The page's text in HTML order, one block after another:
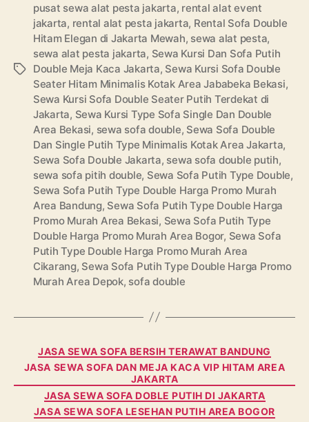
Tags
pusat sewa alat pesta jakarta, rental alat event
jakarta, rental alat pesta jakarta, Rental Sofa Double
Hitam Elegan di Jakarta Mewah, sewa alat pesta,
sewa alat pesta jakarta, Sewa Kursi Dan Sofa Putih
Double Meja Kaca Jakarta, Sewa Kursi Sofa Double
Seater Hitam Minimalis Kotak Area Jababeka Bekasi,
Sewa Kursi Sofa Double Seater Putih Terdekat di
Jakarta, Sewa Kursi Type Sofa Single Dan Double
Area Bekasi, sewa sofa double, Sewa Sofa Double
Dan Single Putih Type Minimalis Kotak Area Jakarta,
Sewa Sofa Double Jakarta, sewa sofa double putih,
sewa sofa pitih double, Sewa Sofa Putih Type Double,
Sewa Sofa Putih Type Double Harga Promo Murah
Area Bandung, Sewa Sofa Putih Type Double Harga
Promo Murah Area Bekasi, Sewa Sofa Putih Type
Double Harga Promo Murah Area Bogor, Sewa Sofa
Putih Type Double Harga Promo Murah Area
Cikarang, Sewa Sofa Putih Type Double Harga Promo
Murah Area Depok, sofa double
Categories
JASA SEWA SOFA BERSIH TERAWAT BANDUNG
JASA SEWA SOFA DAN MEJA KACA VIP HITAM AREA
JAKARTA
JASA SEWA SOFA DOBLE PUTIH DI JAKARTA
JASA SEWA SOFA LESEHAN PUTIH AREA BOGOR